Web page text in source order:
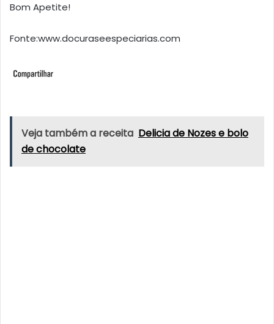
Bom Apetite!
Fonte:www.docuraseespeciarias.com
Veja também a receita Delicia de Nozes e bolo
de chocolate